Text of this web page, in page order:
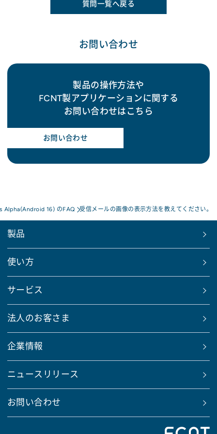
質問一覧へ戻る
お問い合わせ
製品の操作方法や
FCNT製アプリケーションに関する
お問い合わせはこちら
お問い合わせ
Alpha(Android 16) のFAQ 受信メールの画像の表示方法を教えてください。
製品
使い方
サービス
法人のお客さま
企業情報
ニュースリリース
お問い合わせ